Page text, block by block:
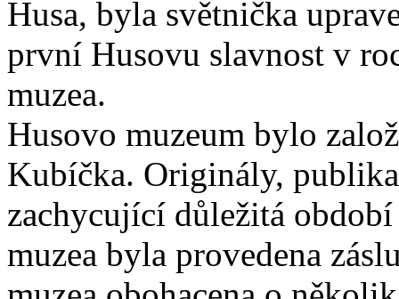
Husa, byla světnička
první Husovu slavnost v
muzea.
Husovo muzeum bylo
Kubíčka. Originály,
zachycující důležitá
muzea byla provedena